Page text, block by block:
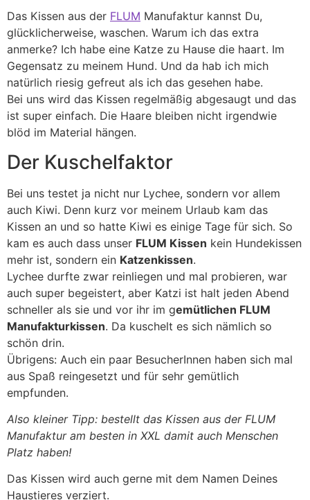
Das Kissen aus der FLUM Manufaktur kannst Du,
glücklicherweise, waschen. Warum ich das extra
anmerke? Ich habe eine Katze zu Hause die haart. Im
Gegensatz zu meinem Hund. Und da hab ich mich
natürlich riesig gefreut als ich das gesehen habe.
Bei uns wird das Kissen regelmäßig abgesaugt und das
ist super einfach. Die Haare bleiben nicht irgendwie
blöd im Material hängen.
Der Kuschelfaktor
Bei uns testet ja nicht nur Lychee, sondern vor allem
auch Kiwi. Denn kurz vor meinem Urlaub kam das
Kissen an und so hatte Kiwi es einige Tage für sich. So
kam es auch dass unser FLUM Kissen kein Hundekissen
mehr ist, sondern ein Katzenkissen.
Lychee durfte zwar reinliegen und mal probieren, war
auch super begeistert, aber Katzi ist halt jeden Abend
schneller als sie und vor ihr im gemütlichen FLUM
Manufakturkissen. Da kuschelt es sich nämlich so
schön drin.
Übrigens: Auch ein paar BesucherInnen haben sich mal
aus Spaß reingesetzt und für sehr gemütlich
empfunden.
Also kleiner Tipp: bestellt das Kissen aus der FLUM
Manufaktur am besten in XXL damit auch Menschen
Platz haben!
Das Kissen wird auch gerne mit dem Namen Deines
Haustieres verziert.